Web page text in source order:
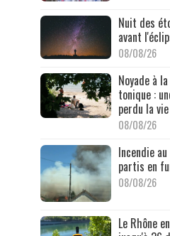
Nuit des
avant
08/08/26
Noyade à
tonique :
perdu la vie
08/08/26
Incendie
partis en
08/08/26
Le Rhône